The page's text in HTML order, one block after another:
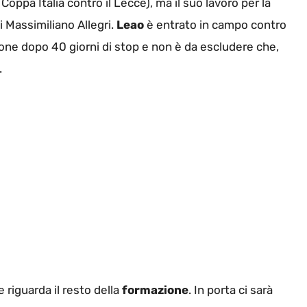
Italia contro il Lecce), ma il suo lavoro per la
Allegri. Leao è entrato in campo contro
dopo 40 giorni di stop e non è da escludere che,
riguarda il resto della formazione. In porta ci sarà